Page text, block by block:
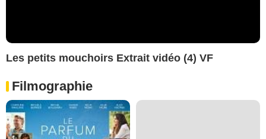
Les petits mouchoirs Extrait vidéo (4) VF
Filmographie